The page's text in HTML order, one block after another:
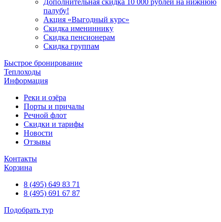
Дополнительная скидка 10 000 рублей на нижнюю
палубу!
Акция «Выгодный курс»
Скидка имениннику
Скидка пенсионерам
Скидка группам
Быстрое бронирование
Теплоходы
Информация
Реки и озёра
Порты и причалы
Речной флот
Скидки и тарифы
Новости
Отзывы
Контакты
Корзина
8 (495) 649 83 71
8 (495) 691 67 87
Подобрать тур